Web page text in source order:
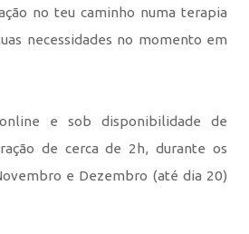
no teu caminho numa terapia
necessidades no momento em
e sob disponibilidade de
de cerca de 2h, durante os
e Dezembro (até dia 20)